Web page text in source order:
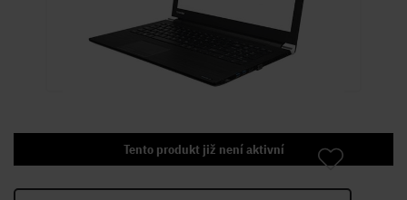
Tento produkt již není aktivní